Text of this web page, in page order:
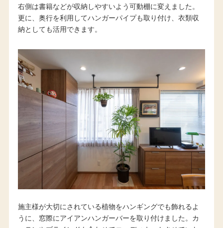
右側は書籍などが収納しやすいよう可動棚に変えました。
更に、奥行を利用してハンガーパイプも取り付け、衣類収
納としても活用できます。
施主様が大切にされている植物をハンギングでも飾れるよ
うに、窓際にアイアンハンガーバーを取り付けました。カ